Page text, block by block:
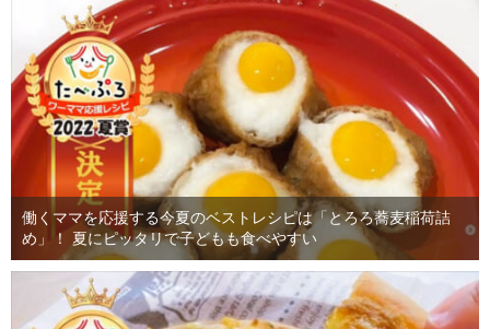
働くママを応援する今夏のベストレシピは「とろろ蕎麦稲荷詰
め」！ 夏にピッタリで子どもも食べやすい